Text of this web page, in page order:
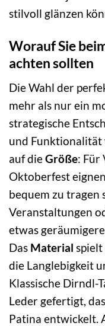
stilvoll glänzen
Worauf Sie
achten sollten
Die Wahl der
mehr als nur ein
strategische
und Funktionalität
auf dieGröße: Für
Oktoberfest
bequem zu tragen
Veranstaltungen
etwas
Das Material spielt
die Langlebigkeit
Klassische Dirndl-
Leder gefertigt,
Patina entwickelt.